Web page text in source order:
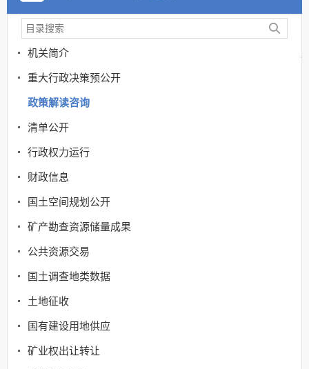
机关简介
重大行政决策预公开
政策解读咨询
清单公开
行政权力运行
财政信息
国土空间规划公开
矿产勘查资源储量成果
公共资源交易
国土调查地类数据
土地征收
国有建设用地供应
矿业权出让转让